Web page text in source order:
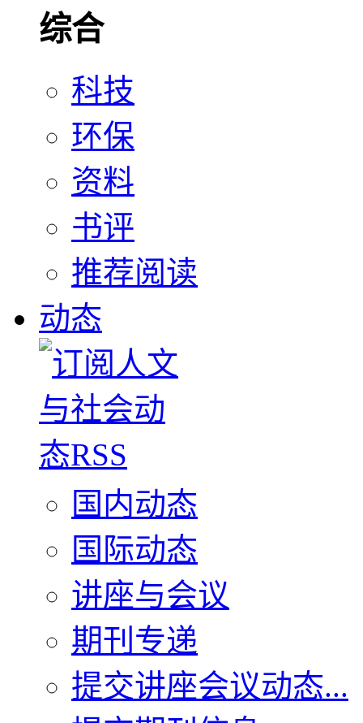
综合
科技
环保
资料
书评
推荐阅读
动态
国内动态
国际动态
讲座与会议
期刊专递
提交讲座会议动态...